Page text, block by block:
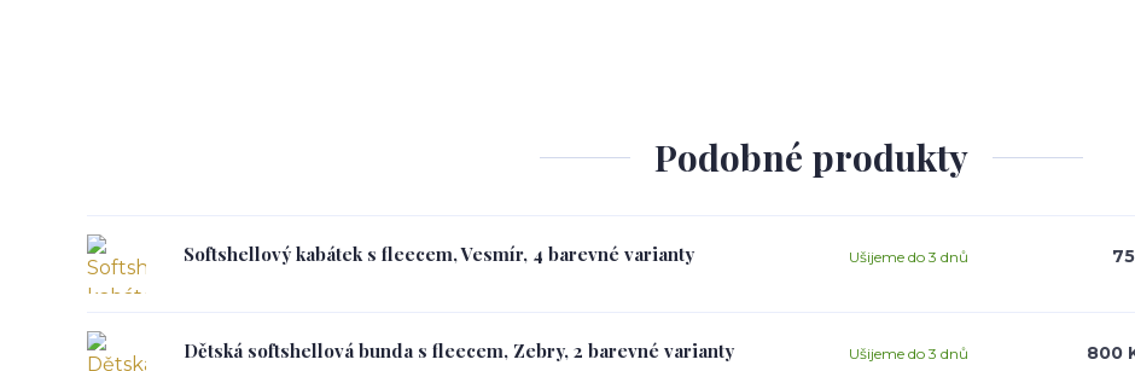
Podobné produkty
Softshellový kabátek s fleecem, Vesmír, 4 barevné varianty Ušijeme do 3 dnů
Dětská softshellová bunda s fleecem, Zebry, 2 barevné varianty 800
Ušijeme do 3 dnů